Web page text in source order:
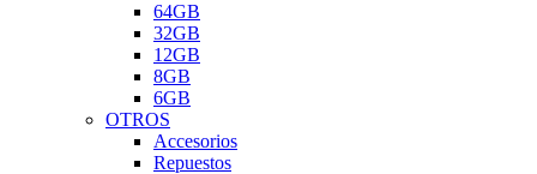
64GB
32GB
12GB
8GB
6GB
OTROS
Accesorios
Repuestos